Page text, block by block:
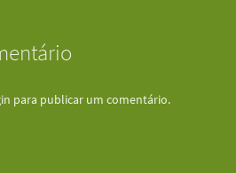
para publicar um comentário.